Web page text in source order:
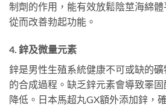
制劑的作用，能有效放鬆陰莖海綿體
從而改善勃起功能。
4. 鋅及微量元素
鋅是男性生殖系統健康不可或缺的
的合成過程。缺乏鋅元素會導致睪
降低。日本馬超丸GX額外添加鋅，